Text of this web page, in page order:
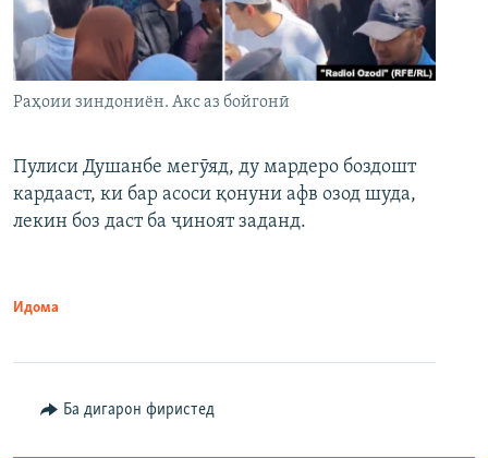
Раҳоии зиндониён. Акс аз бойгонӣ
Пулиси Душанбе мегӯяд, ду мардеро боздошт
кардааст, ки бар асоси қонуни афв озод шуда,
лекин боз даст ба ҷиноят заданд.
Идома
Ба дигарон фиристед